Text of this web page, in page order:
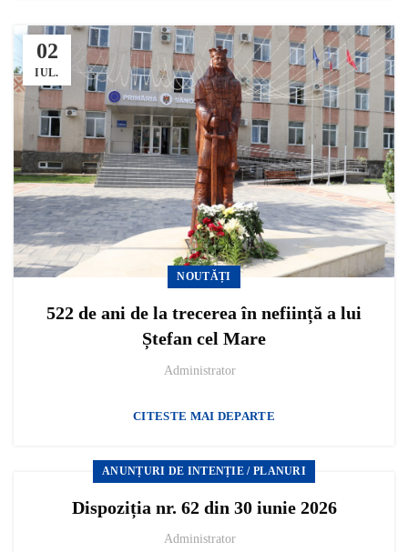
02
IUL.
NOUTĂȚI
522 de ani de la trecerea în neființă a lui
Ștefan cel Mare
Administrator
CITESTE MAI DEPARTE
ANUNȚURI DE INTENȚIE / PLANURI
Dispoziția nr. 62 din 30 iunie 2026
Administrator